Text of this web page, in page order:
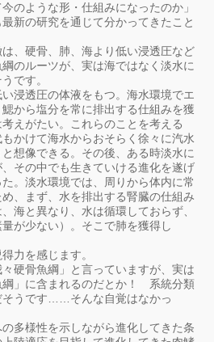
のような形・仕組みになったのか」
新の研究を通じて分かってきたこと
、硬骨、肺、海より低い浸透圧など
のルーツが、実は海ではなく淡水に
です。
い浸透圧の体液をもつ。海水環境でエ
から塩分を常に排出する仕組みを獲
えがたい。これらのことを考える
かけて海水からおそらく徐々に汽水
想像できる。その後、ある時淡水に
その中でも生きていける進化を遂げ
。淡水環境では、周りから体内に常
、まず、水を排出する腎臓の仕組み
海と異なり、水は循環しておらず、
が少ない）。そこで肺を獲得し
力を感じます。
硬骨魚綱」と言っていますが、実は
綱」に含まれるのだとか！ 系統分類
そうです……そんな自覚はなかっ
の多様性を示しながら進化してきた条